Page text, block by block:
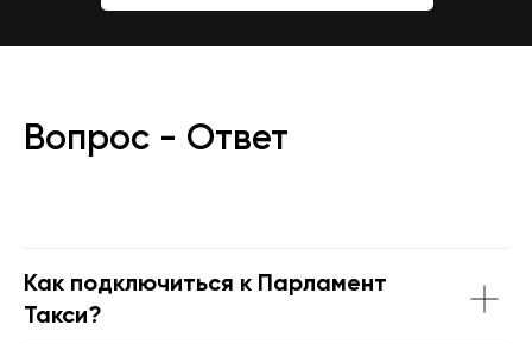
Вопрос - Ответ
Как подключиться к Парламент
Такси?